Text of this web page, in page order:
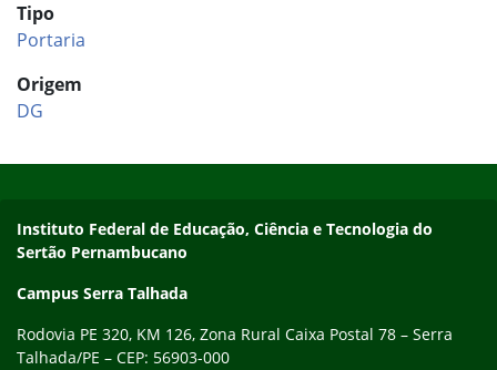
Tipo
Portaria
Origem
DG
Endereço
Instituto Federal de Educação, Ciência e Tecnologia do
Sertão Pernambucano
Campus Serra Talhada
Rodovia PE 320, KM 126, Zona Rural Caixa Postal 78 – Serra
Talhada/PE – CEP: 56903-000